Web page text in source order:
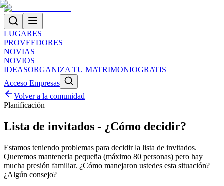
LUGARES
PROVEEDORES
NOVIAS
NOVIOS
IDEASORGANIZA TU MATRIMONIOGRATIS
Acceso Empresas
Volver a la comunidad
Planificación
Lista de invitados - ¿Cómo decidir?
Estamos teniendo problemas para decidir la lista de invitados.
Queremos mantenerla pequeña (máximo 80 personas) pero hay
mucha presión familiar. ¿Cómo manejaron ustedes esta situación?
¿Algún consejo?